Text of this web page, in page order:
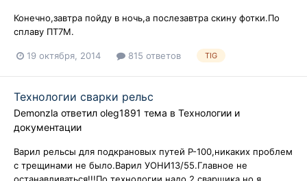
Конечно,завтра пойду в ночь,а послезавтра скину фотки.По
сплаву ПТ7М.
19 октября, 2014 815 ответов TIG
Технологии сварки рельс
Demonzla ответил oleg1891 тема в Технологии и
документации
Варил рельсы для подкрановых путей Р-100,никаких проблем
с трещинами не было.Варил УОНИ13/55.Главное не